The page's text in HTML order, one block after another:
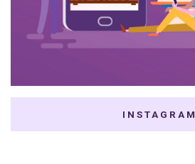
INSTAGRAM